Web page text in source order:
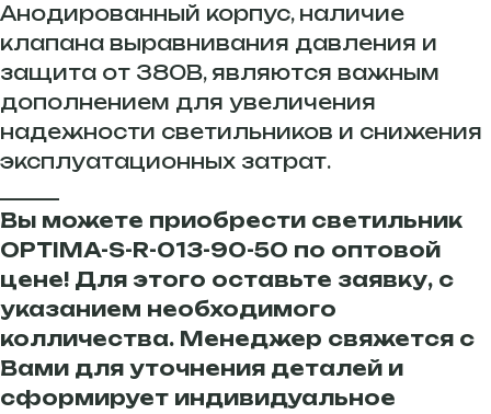
Анодированный корпус, наличие
клапана выравнивания давления и
защита от 380В, являются важным
дополнением для увеличения
надежности светильников и снижения
эксплуатационных затрат.
Вы можете приобрести светильник
OPTIMA-S-R-013-90-50 по оптовой
цене! Для этого оставьте заявку, с
указанием необходимого
колличества. Менеджер свяжется с
Вами для уточнения деталей и
сформирует индивидуальное